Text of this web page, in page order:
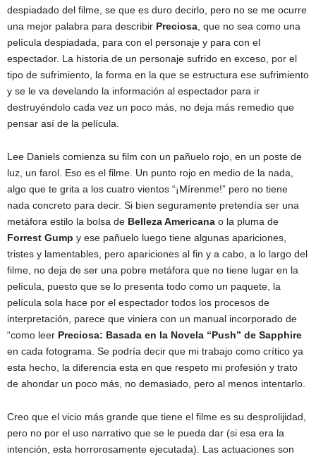
despiadado del filme, se que es duro decirlo, pero no se me ocurre
una mejor palabra para describir Preciosa , que no sea como una
película despiadada, para con el personaje y para con el
espectador. La historia de un personaje sufrido en exceso, por el
tipo de sufrimiento, la forma en la que se estructura ese sufrimiento
y se le va develando la información al espectador para ir
destruyéndolo cada vez un poco más, no deja más remedio que
pensar así de la película.
Lee Daniels comienza su film con un pañuelo rojo, en un poste de
luz, un farol. Eso es el filme. Un punto rojo en medio de la nada,
algo que te grita a los cuatro vientos “¡Mírenme!” pero no tiene
nada concreto para decir. Si bien seguramente pretendía ser una
metáfora estilo la bolsa de Belleza Americana o la pluma de
Forrest Gump y ese pañuelo luego tiene algunas apariciones,
tristes y lamentables, pero apariciones al fin y a cabo, a lo largo del
filme, no deja de ser una pobre metáfora que no tiene lugar en la
película, puesto que se lo presenta todo como un paquete, la
película sola hace por el espectador todos los procesos de
interpretación, parece que viniera con un manual incorporado de
“como leer Preciosa: Basada en la Novela “Push” de Sapphire
en cada fotograma. Se podría decir que mi trabajo como crítico ya
esta hecho, la diferencia esta en que respeto mi profesión y trato
de ahondar un poco más, no demasiado, pero al menos intentarlo.
Creo que el vicio más grande que tiene el filme es su desprolijidad,
pero no por el uso narrativo que se le pueda dar (si esa era la
intención, esta horrorosamente ejecutada). Las actuaciones son